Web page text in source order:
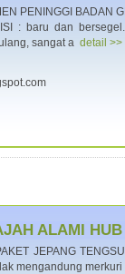
PENINGGI
: baru dan
sangat a detail >>
ALAMI HUB
JEPANG
mengandung